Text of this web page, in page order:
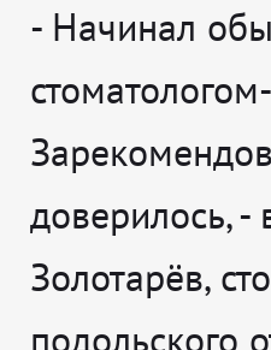
- Начинал
доверилось,-
Золотарёв,
подольского